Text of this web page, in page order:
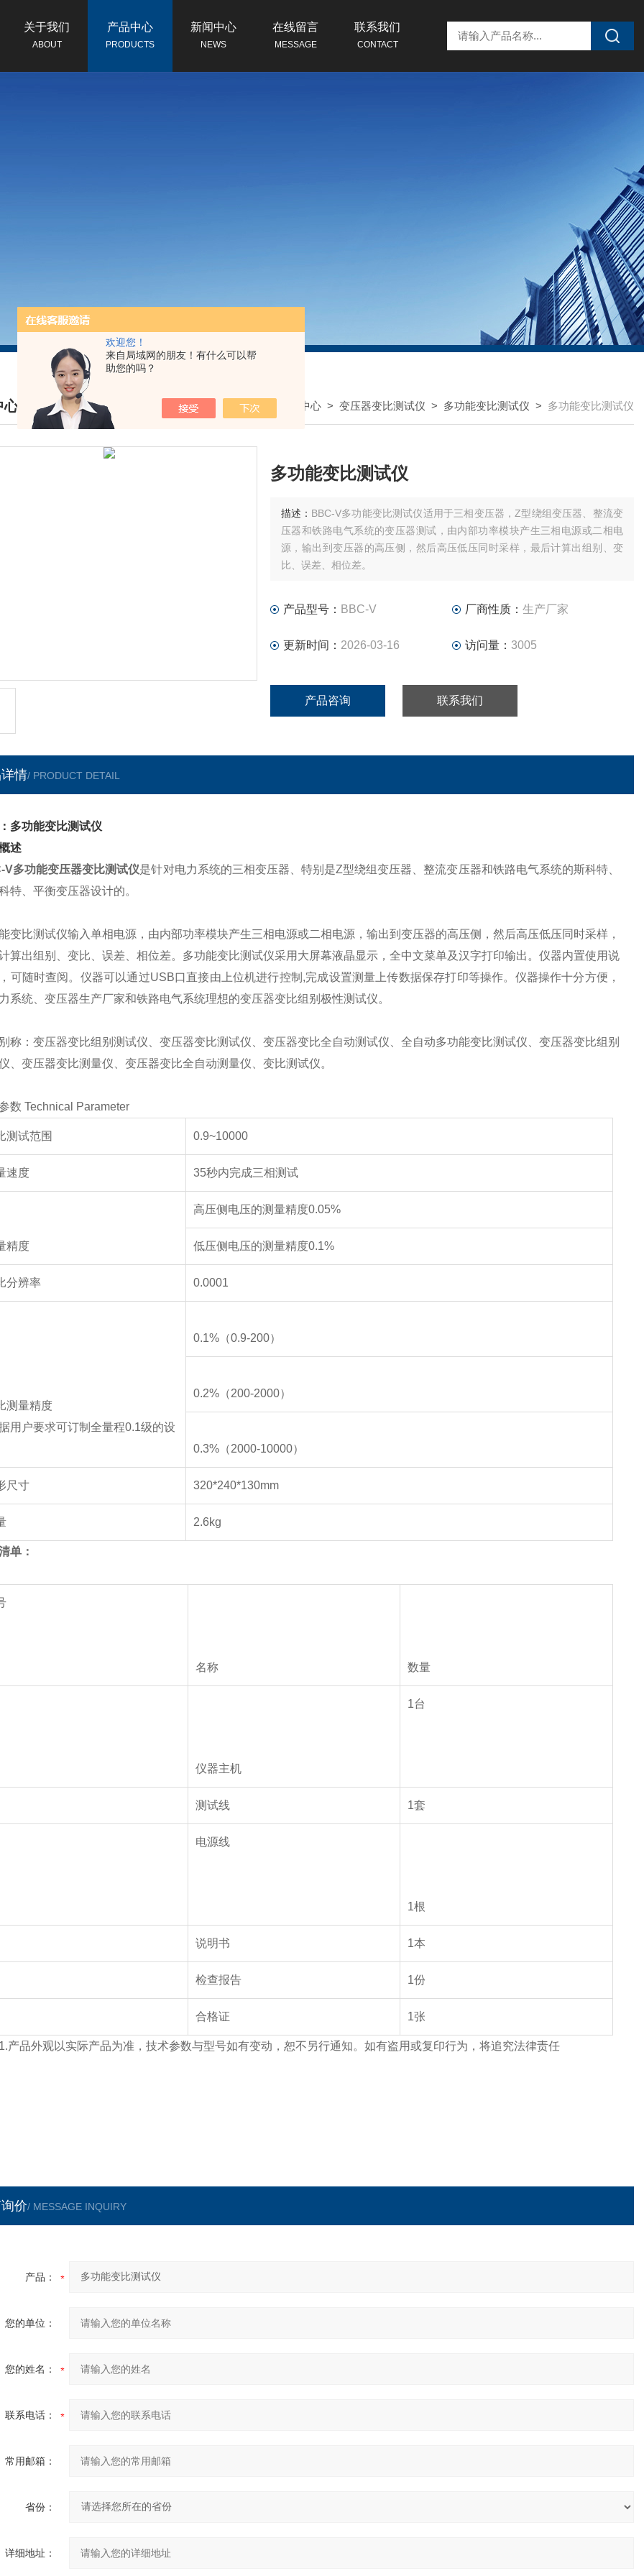
欢迎您！
来自局域网的朋友！有什么可以帮
助您的吗？
关于我们
ABOUT
产品中心
PRODUCTS
新闻中心
NEWS
在线留言
MESSAGE
联系我们
CONTACT
心
CENTER
我的位置： 首页 产品中心 > 变压器变比测试仪 > 多功能变比测试仪 > 多功能变比测试仪
多功能变比测试仪
描述： BBC-V多功能变比测试仪适用于三相变压器，Z型绕组变压器、整流变
压器和铁路电气系统的变压器测试，由内部功率模块产生三相电源或二相电
源，输出到变压器的高压侧，然后高压低压同时采样，最后计算出组别、变
比、误差、相位差。
产品型号： BBC-V 厂商性质： 生产厂家
更新时间： 2026-03-16 访问量： 3005
产品咨询 联系我们
情/ PRODUCT DETAIL
多功能变比测试仪
述
V多功能变压器变比测试仪是针对电力系统的三相变压器、特别是Z型绕组变压器、整流变压器和铁路电气系统的斯科特、
特、平衡变压器设计的。
变比测试仪输入单相电源，由内部功率模块产生三相电源或二相电源，输出到变压器的高压侧，然后高压低压同时采样，
算出组别、变比、误差、相位差。多功能变比测试仪采用大屏幕液晶显示，全中文菜单及汉字打印输出。仪器内置使用说
可随时查阅。仪器可以通过USB口直接由上位机进行控制,完成设置测量上传数据保存打印等操作。仪器操作十分方便，
系统、变压器生产厂家和铁路电气系统理想的变压器变比组别极性测试仪。
称：变压器变比组别测试仪、变压器变比测试仪、变压器变比全自动测试仪、全自动多功能变比测试仪、变压器变比组别
、变压器变比测量仪、变压器变比全自动测量仪、变比测试仪。
数 Technical Parameter
测试范围 0.9~10000
速度 35秒内完成三相测试
精度
高压侧电压的测量精度0.05%
低压侧电压的测量精度0.1%
分辨率 0.0001
测量精度
用户要求可订制全量程0.1级的设
0.1% （0.9-200）
0.2% （200-2000）
0.3% （2000-10000）
尺寸 320*240*130mm
2.6kg
单：
名称 数量
仪器主机
1台
测试线 1套
电源线
1根
说明书 1本
检查报告 1份
合格证 1张
1.产品外观以实际产品为准，技术参数与型号如有变动，恕不另行通知。如有盗用或复印行为，将追究法律责任
价/ MESSAGE INQUIRY
产品：
您的单位：
您的姓名：
联系电话：
常用邮箱：
省份：
详细地址：